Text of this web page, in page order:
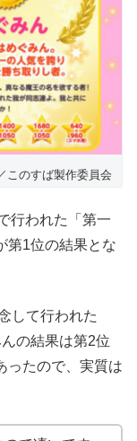
このすば製作委員会
行われた「第一
第1位の結果とな
して行われた
の結果は第2位
ったので、実質は